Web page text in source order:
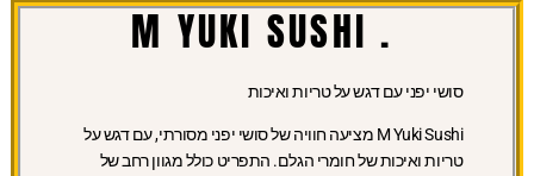
. M YUKI SUSHI
סושי יפני עם דגש על טריות ואיכות
M Yuki Sushi מציעה חוויה של סושי יפני מסורתי, עם דגש על
טריות ואיכות של חומרי הגלם. התפריט כולל מגוון רחב של